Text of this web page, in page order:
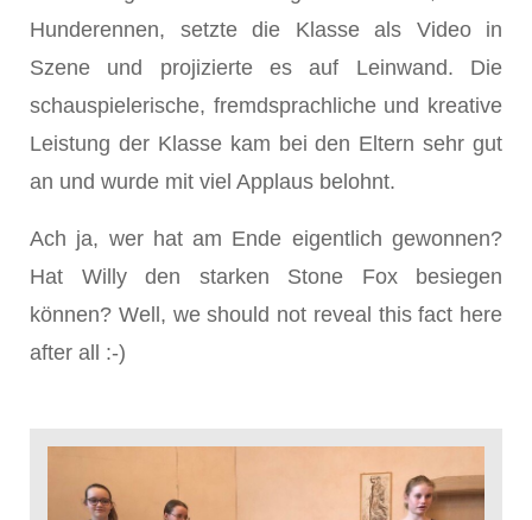
Hunderennen, setzte die Klasse als Video in
Szene und projizierte es auf Leinwand. Die
schauspielerische, fremdsprachliche und kreative
Leistung der Klasse kam bei den Eltern sehr gut
an und wurde mit viel Applaus belohnt.
Ach ja, wer hat am Ende eigentlich gewonnen?
Hat Willy den starken Stone Fox besiegen
können? Well, we should not reveal this fact here
after all :-)